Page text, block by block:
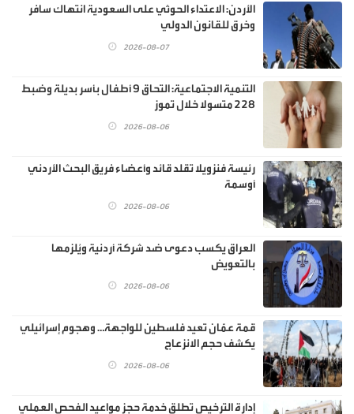
الأردن: الاعتداء الحوثي على السعودية انتهاك سافر
وخرق للقانون الدولي
2026-08-07
‏التنمية الاجتماعية: التحاق 9 أطفال بأسر بديلة وضبط
228 متسولا خلال تموز
2026-08-06
رئيسة فنزويلا تقلد قائد وأعضاء فريق البحث الأردني
أوسمة
2026-08-06
العراق يكسب دعوى ضد شركة أردنية ويُلزمها
بالتعويض
2026-08-06
قمة عمّان تعيد فلسطين للواجهة… وهجوم إسرائيلي
يكشف حجم الانزعاج
2026-08-06
إدارة الترخيص تطلق خدمة حجز مواعيد الفحص العملي